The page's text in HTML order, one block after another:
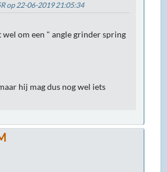
op 22-06-2019 21:05:34
wel om een " angle grinder spring
hij mag dus nog wel iets